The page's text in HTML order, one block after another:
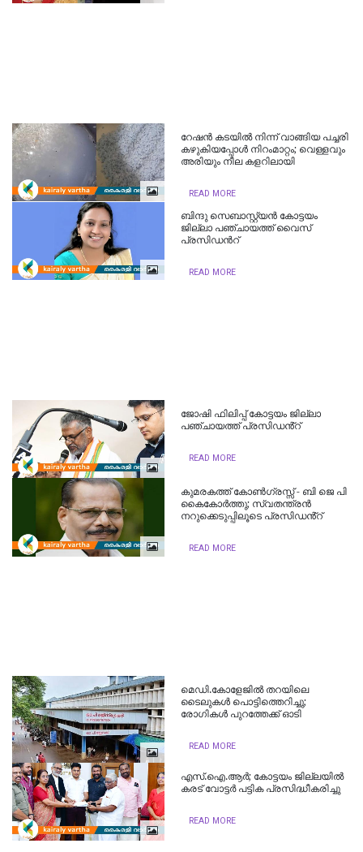
റേഷന്‍ കടയില്‍ നിന്ന് വാങ്ങിയ പച്ചരി
കഴുകിയപ്പോള്‍ നിറംമാറ്റം; വെള്ളവും
അരിയും നീല കളറിലായി
READ MORE
ബിന്ദു സെബാസ്റ്റ്യന്‍ കോട്ടയം
ജില്ലാ പഞ്ചായത്ത് വൈസ്
പ്രസിഡന്‍റ്
READ MORE
ജോഷി ഫിലിപ്പ് കോട്ടയം ജില്ലാ
പഞ്ചായത്ത് പ്രസിഡൻ്റ്
READ MORE
കുമരകത്ത് കോൺഗ്രസ്സ് - ബി ജെ പി
കൈകോർത്തു; സ്വതന്ത്രൻ
നറുക്കെടുപ്പിലൂടെ പ്രസിഡൻ്റ്
READ MORE
മെഡി.കോളേജിൽ തറയിലെ
ടൈലുകൾ പൊട്ടിത്തെറിച്ചു;
രോഗികൾ പുറത്തേക്ക് ഓടി
READ MORE
എസ്.ഐ.ആര്‍; കോട്ടയം ജില്ലയില്‍
കരട് വോട്ടര്‍ പട്ടിക പ്രസിദ്ധീകരിച്ചു
READ MORE